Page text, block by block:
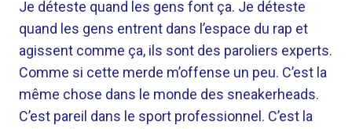
Je déteste quand les gens font ça. Je déteste
quand les gens entrent dans l’espace du rap et
agissent comme ça, ils sont des paroliers experts.
Comme si cette merde m’offense un peu. C’est la
même chose dans le monde des sneakerheads.
C’est pareil dans le sport professionnel. C’est la